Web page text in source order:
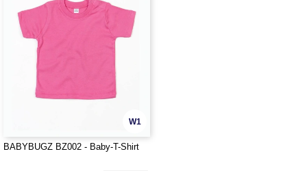
W1
BABYBUGZ BZ002 - Baby-T-Shirt